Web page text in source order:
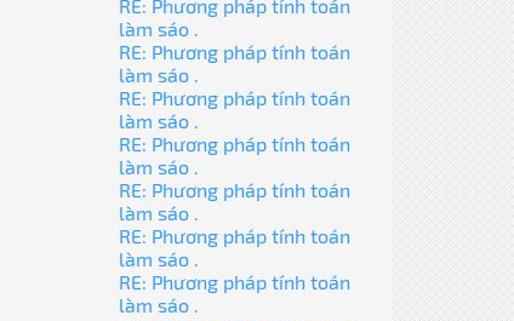
RE: Phương pháp tính toán
làm sáo .
RE: Phương pháp tính toán
làm sáo .
RE: Phương pháp tính toán
làm sáo .
RE: Phương pháp tính toán
làm sáo .
RE: Phương pháp tính toán
làm sáo .
RE: Phương pháp tính toán
làm sáo .
RE: Phương pháp tính toán
làm sáo .